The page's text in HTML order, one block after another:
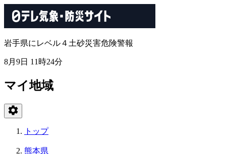
岩手県にレベル４土砂災害危険警報
8月9日 11時24分
マイ地域
トップ
熊本県